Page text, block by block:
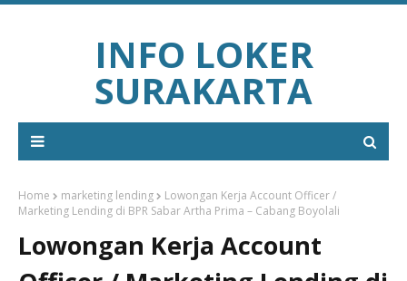
INFO LOKER
SURAKARTA
Home marketing lending
Lowongan Kerja Account Officer /
Marketing Lending di BPR Sabar Artha Prima – Cabang Boyolali
Lowongan Kerja Account